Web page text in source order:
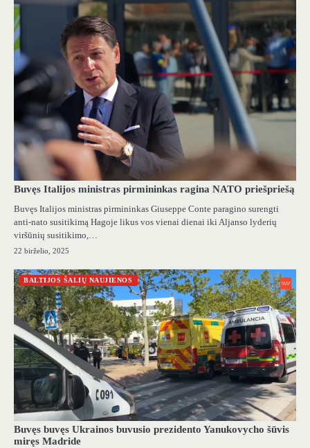
Buvęs Italijos ministras pirmininkas ragina NATO priešpriešą
Buvęs Italijos ministras pirmininkas Giuseppe Conte paragino surengti
anti-nato susitikimą Hagoje likus vos vienai dienai iki Aljanso lyderių
viršūnių susitikimo,…
22 birželio, 2025
BALTIJOS ŠALIŲ NAUJIENOS
Buvęs buvęs Ukrainos buvusio prezidento Yanukovycho šūvis
miręs Madride